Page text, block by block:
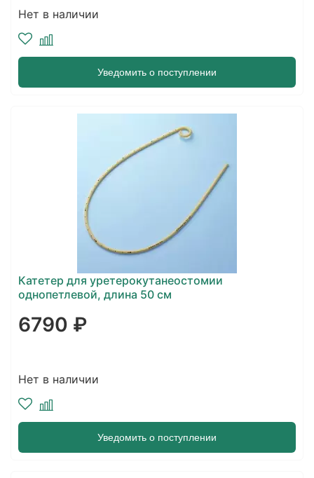
Нет в наличии
Уведомить о поступлении
Катетер для уретерокутанеостомии
однопетлевой, длина 50 см
6790 ₽
Нет в наличии
Уведомить о поступлении